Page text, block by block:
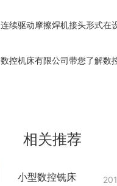
连续驱动摩擦焊机接头形式在
数控机床有限公司带您了解数
相关推荐
小型数控铣床